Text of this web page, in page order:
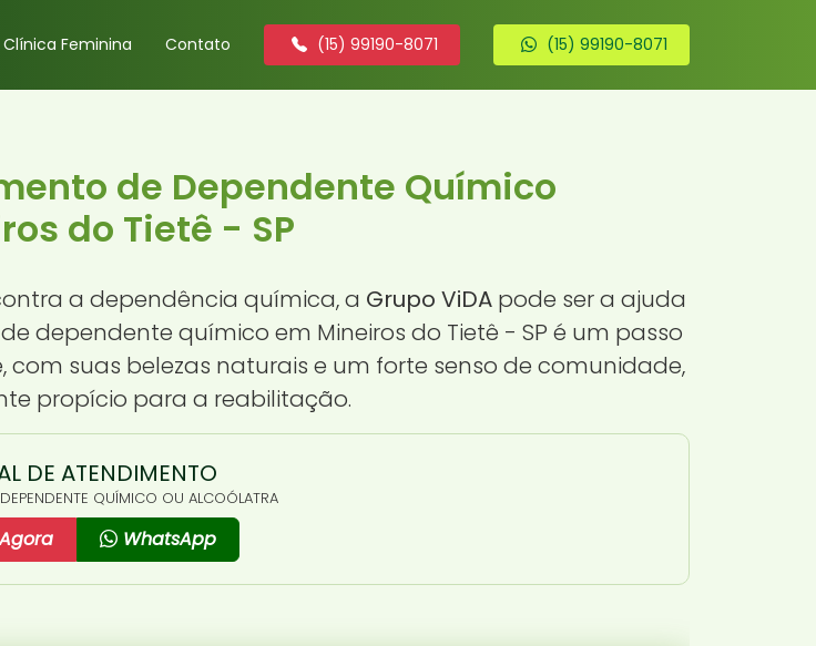
Clínica Feminina Contato (15) 99190-8071 (15) 99190-8071
de Dependente Químico
do Tietê - SP
a dependência química, a Grupo ViDA pode ser a ajuda
dependente químico em Mineiros do Tietê - SP é um passo
suas belezas naturais e um forte senso de comunidade,
propício para a reabilitação.
DE ATENDIMENTO
QUÍMICO OU ALCOÓLATRA
WhatsApp